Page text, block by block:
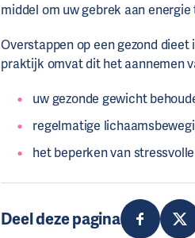
middel om uw gebrek aan
Overstappen op een gezond
praktijk omvat dit het aannemen
uw gezonde gewicht
regelmatige
het beperken van
Deel deze pagina